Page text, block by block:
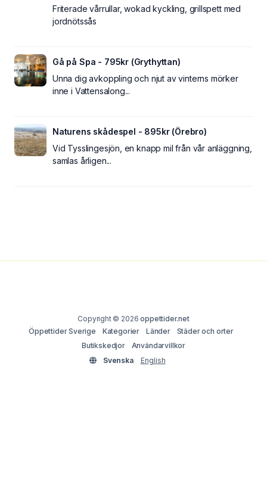
Friterade vårrullar, wokad kyckling, grillspett med
jordnötssås
Gå på Spa - 795kr (Grythyttan)
Unna dig avkoppling och njut av vinterns mörker
inne i Vattensalong...
Naturens skådespel - 895kr (Örebro)
Vid Tysslingesjön, en knapp mil från vår anläggning,
samlas årligen...
Copyright © 2026oppettider.net
Öppettider Sverige
Kategorier Länder
Städer och orter
Butikskedjor
Användarvillkor
Svenska
English